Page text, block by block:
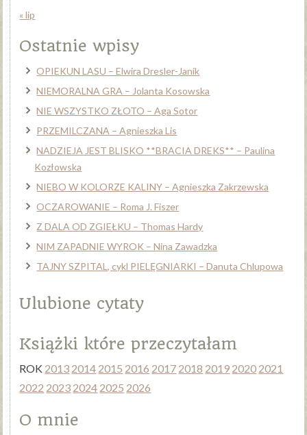
« lip
Ostatnie wpisy
OPIEKUN LASU – Elwira Dresler-Janik
NIEMORALNA GRA – Jolanta Kosowska
NIE WSZYSTKO ZŁOTO – Aga Sotor
PRZEMILCZANA – Agnieszka Lis
NADZIEJA JEST BLISKO **BRACIA DREKS** – Paulina
Kozłowska
NIEBO W KOLORZE KALINY – Agnieszka Zakrzewska
OCZAROWANIE – Roma J. Fiszer
Z DALA OD ZGIEŁKU – Thomas Hardy
NIM ZAPADNIE WYROK – Nina Zawadzka
TAJNY SZPITAL, cykl PIELĘGNIARKI – Danuta Chlupowa
Ulubione cytaty
Książki które przeczytałam
ROK 2013 2014 2015 2016 2017 2018 2019 2020 2021
2022 2023 2024 2025 2026
O mnie